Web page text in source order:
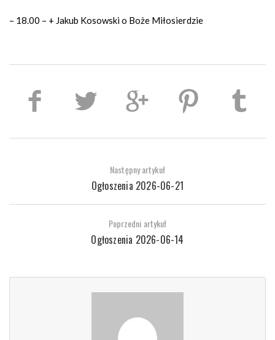
– 18.00 – + Jakub Kosowski o Boże Miłosierdzie
Następny artykuł
Ogłoszenia 2026-06-21
Poprzedni artykuł
Ogłoszenia 2026-06-14